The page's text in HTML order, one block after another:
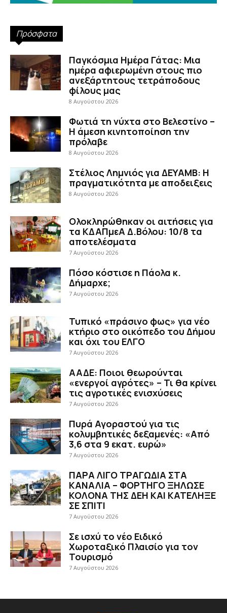
Πρόσφατα
Παγκόσμια Ημέρα Γάτας: Μια
ημέρα αφιερωμένη στους πιο
ανεξάρτητους τετράποδους
φίλους μας
8 Αυγούστου 2026
Φωτιά τη νύχτα στο Βελεστίνο –
Η άμεση κινητοποίηση την
πρόλαβε
8 Αυγούστου 2026
Στέλιος Λημνιός για ΔΕΥΑΜΒ: Η
πραγματικότητα με αποδειξεις
8 Αυγούστου 2026
Ολοκληρώθηκαν οι αιτήσεις για
τα ΚΔΑΠμεΑ Δ.Βόλου: 10/8 τα
αποτελέσματα
7 Αυγούστου 2026
Πόσο κόστισε η Πάολα κ.
Δήμαρχε;
7 Αυγούστου 2026
Τυπικό «πράσινο φως» για νέο
κτήριο στο οικόπεδο του Δήμου
και όχι του ΕΛΓΟ
7 Αυγούστου 2026
ΑΑΔΕ: Ποιοι θεωρούνται
«ενεργοί αγρότες» – Τι θα κρίνει
τις αγροτικές ενισχύσεις
7 Αυγούστου 2026
Πυρά Αγοραστού για τις
κολυμβητικές δεξαμενές: «Από
3,6 στα 9 εκατ. ευρώ»
7 Αυγούστου 2026
ΠΑΡΑ ΛΙΓΟ ΤΡΑΓΩΔΙΑ ΣΤΑ
ΚΑΝΑΛΙΑ – ΦΟΡΤΗΓΟ ΞΗΛΩΣΕ
ΚΟΛΟΝΑ ΤΗΣ ΔΕΗ ΚΑΙ ΚΑΤΕΛΗΞΕ
ΣΕ ΣΠΙΤΙ
7 Αυγούστου 2026
Σε ισχύ το νέο Ειδικό
Χωροταξικό Πλαισίο για τον
Τουρισμό
7 Αυγούστου 2026